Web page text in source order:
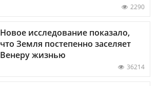
2290
Новое исследование показало,
что Земля постепенно заселяет
Венеру жизнью
36214